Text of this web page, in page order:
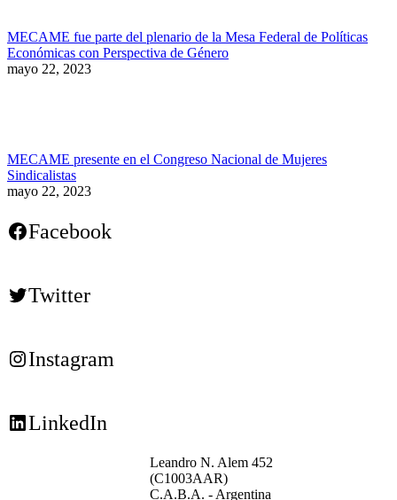
MECAME fue parte del plenario de la Mesa Federal de Políticas
Económicas con Perspectiva de Género
mayo 22, 2023
MECAME presente en el Congreso Nacional de Mujeres
Sindicalistas
mayo 22, 2023
Facebook
Twitter
Instagram
LinkedIn
Leandro N. Alem 452
(C1003AAR)
C.A.B.A. - Argentina